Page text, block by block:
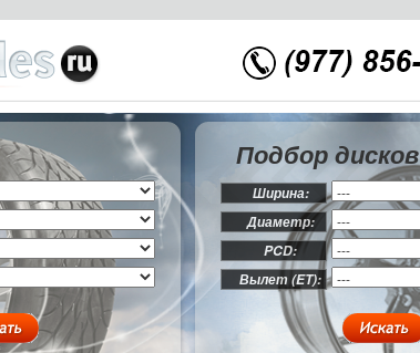
Подбор дисков
Ширина:
Диаметр:
PCD:
Вылет (ET):